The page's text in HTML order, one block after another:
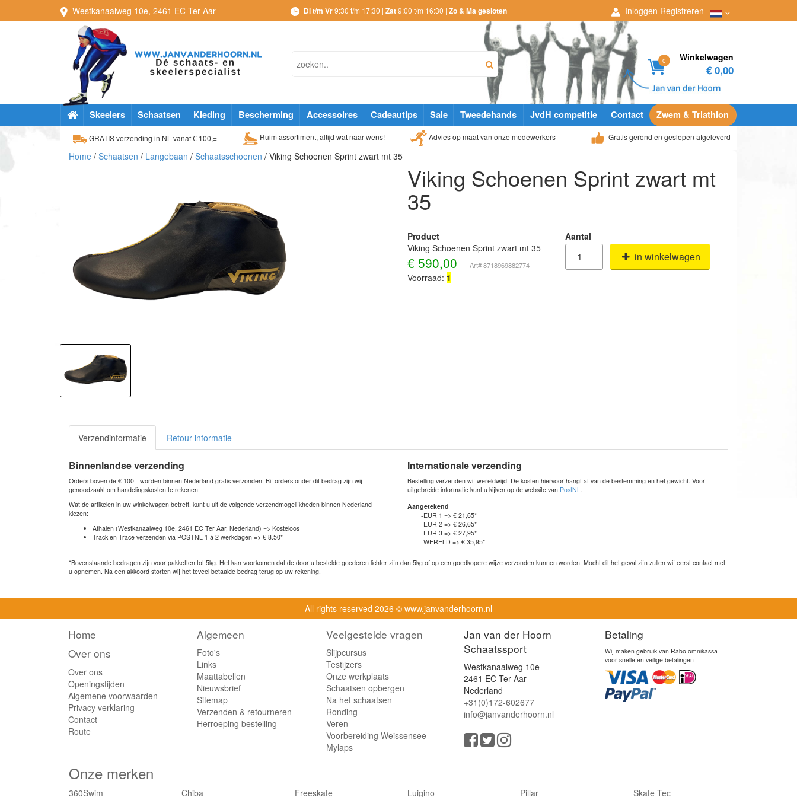
Westkanaalweg 10e, 2461 EC Ter Aar Di t/m Vr9:30 t/m 17:30 | Zat9:00 t/m 16:30 | Zo & Ma gesloten Inloggen Registreren
0 Winkelwagen
€ 0,00
Skeelers Schaatsen Kleding Bescherming Accessoires Cadeautips Sale Tweedehands JvdH competitie Contact Zwem & Triathlon
GRATIS verzending in NL vanaf € 100,= Ruim assortiment, altijd wat naar wens! Advies op maat van onze medewerkers Gratis gerond en geslepen afgeleverd
Home / Schaatsen / Langebaan / Schaatsschoenen / Viking Schoenen Sprint zwart mt 35
Viking Schoenen Sprint zwart mt
35
Product
Aantal
Viking Schoenen Sprint zwart mt 35
€ 590,00 Art# 8718969882774
in winkelwagen
Voorraad: 1
Verzendinformatie Retour informatie
Binnenlandse verzending
Orders boven de € 100,- worden binnen Nederland gratis verzonden. Bij orders onder dit bedrag zijn wij
genoodzaakt om handelingskosten te rekenen.
Wat de artikelen in uw winkelwagen betreft, kunt u uit de volgende verzendmogelijkheden binnen Nederland
kiezen:
Afhalen (Westkanaalweg 10e, 2461 EC Ter Aar, Nederland) => Kosteloos
Track en Trace verzenden via POSTNL 1 á 2 werkdagen => € 8.50*
Internationale verzending
Bestelling verzenden wij wereldwijd. De kosten hiervoor hangt af van de bestemming en het gewicht. Voor
uitgebreide informatie kunt u kijken op de website van PostNL
Aangetekend
-EUR 1 => € 21,65*
-EUR 2 => € 26,65*
-EUR 3 => € 27,95*
-WERELD => € 35,95*
*Bovenstaande bedragen zijn voor pakketten tot 5kg. Het kan voorkomen dat de door u bestelde goederen lichter zijn dan 5kg of op een goedkopere wijze verzonden kunnen worden. Mocht dit het geval zijn zullen wij eerst contact met
u opnemen. Na een akkoord storten wij het teveel betaalde bedrag terug op uw rekening.
All rights reserved 2026 © www.janvanderhoorn.nl
Home
Over ons
Over ons
Openingstijden
Algemene voorwaarden
Privacy verklaring
Contact
Route
Algemeen
Foto's
Links
Maattabellen
Nieuwsbrief
Sitemap
Verzenden & retourneren
Herroeping bestelling
Veelgestelde vragen
Slijpcursus
Testijzers
Onze werkplaats
Schaatsen opbergen
Na het schaatsen
Ronding
Veren
Voorbereiding Weissensee
Mylaps
Jan van der Hoorn
Schaatssport
Westkanaalweg 10e
2461 EC Ter Aar
Nederland
+31(0)172-602677
info@janvanderhoorn.nl
Betaling
Wij maken gebruik van Rabo omnikassa
voor snelle en veilige betalingen
Onze merken
360Swim Chiba Freeskate Luigino Pillar Skate Tec